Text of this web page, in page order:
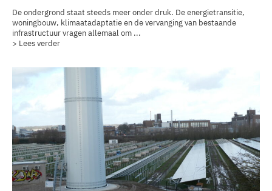
De ondergrond staat steeds meer onder druk. De energietransitie,
woningbouw, klimaatadaptatie en de vervanging van bestaande
infrastructuur vragen allemaal om ...
> Lees verder